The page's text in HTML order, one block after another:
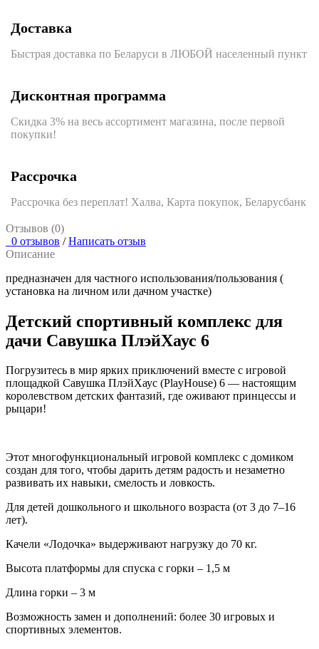
Доставка
Быстрая доставка по Беларуси в ЛЮБОЙ населенный пункт
Дисконтная программа
Скидка 3% на весь ассортимент магазина, после первой
покупки!
Рассрочка
Рассрочка без переплат! Халва, Карта покупок, Беларусбанк
Отзывов (0)
0 отзывов / Написать отзыв
Описание
предназначен для частного использования/пользования (
установка на личном или дачном участке)
Детский спортивный комплекс для
дачи Савушка ПлэйХаус 6
Погрузитесь в мир ярких приключений вместе с игровой
площадкой Савушка ПлэйХаус (PlayHouse) 6 — настоящим
королевством детских фантазий, где оживают принцессы и
рыцари!
Этот многофункциональный игровой комплекс с домиком
создан для того, чтобы дарить детям радость и незаметно
развивать их навыки, смелость и ловкость.
Для детей дошкольного и школьного возраста (от 3 до 7–16
лет).
Качели «Лодочка» выдерживают нагрузку до 70 кг.
Высота платформы для спуска с горки – 1,5 м
Длина горки – 3 м
Возможность замен и дополнений: более 30 игровых и
спортивных элементов.